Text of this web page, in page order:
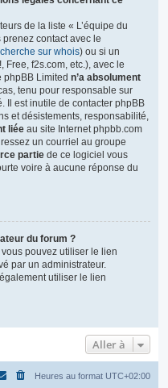
de la liste « L’équipe du
contact avec le
sur whois) ou si un
Free, f2s.com, etc.), avec le
phpBB Limited n’a absolument
tenu pour responsable sur
Il est inutile de contacter phpBB
et désistements, responsabilité,
liée au site Internet phpbb.com
un courriel au groupe
partie de ce logiciel vous
voire à aucune réponse du
du forum ?
pouvez utiliser le lien
par un administrateur.
utiliser le lien
Aller à
Heures au format UTC+02:00